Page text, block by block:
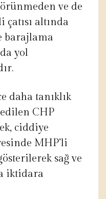
ve de
altında
barajlama
yol
daha tanıklık
CHP
ciddiye
MHP’li
sağ ve
iktidara